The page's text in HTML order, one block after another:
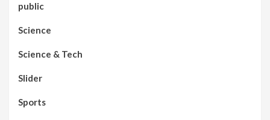
public
Science
Science & Tech
Slider
Sports